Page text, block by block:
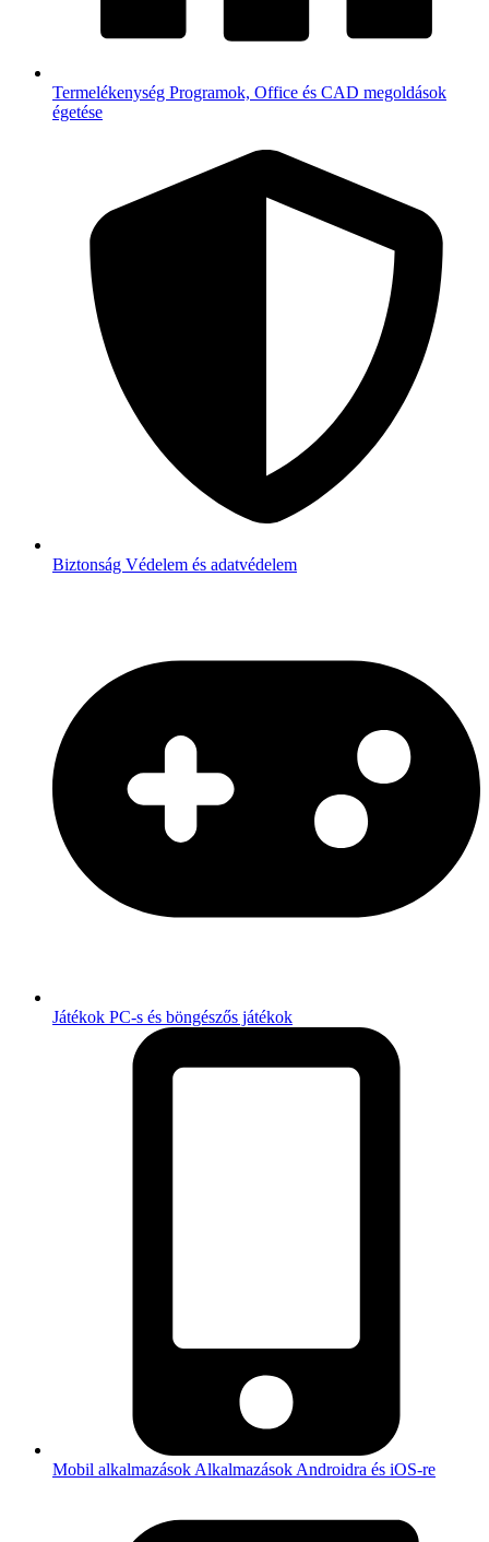
Termelékenység Programok, Office és CAD megoldások
égetése
Biztonság Védelem és adatvédelem
Játékok PC-s és böngészős játékok
Mobil alkalmazások Alkalmazások Androidra és iOS-re